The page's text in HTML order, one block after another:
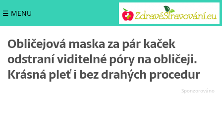
☰ MENU
Obličejová maska za pár kaček
odstraní viditelné póry na obličeji.
Krásná pleť i bez drahých procedur